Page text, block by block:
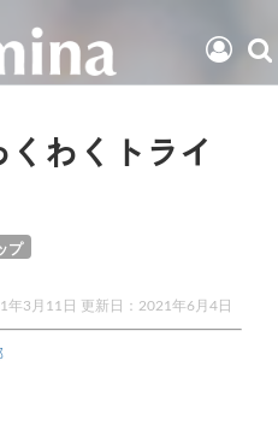
わくトライ
プ
年3月11日 更新日： 2021年6月4日